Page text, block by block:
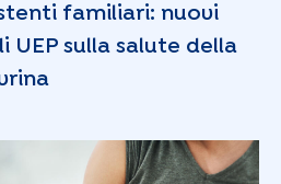
familiari: nuovi
UEP sulla salute della